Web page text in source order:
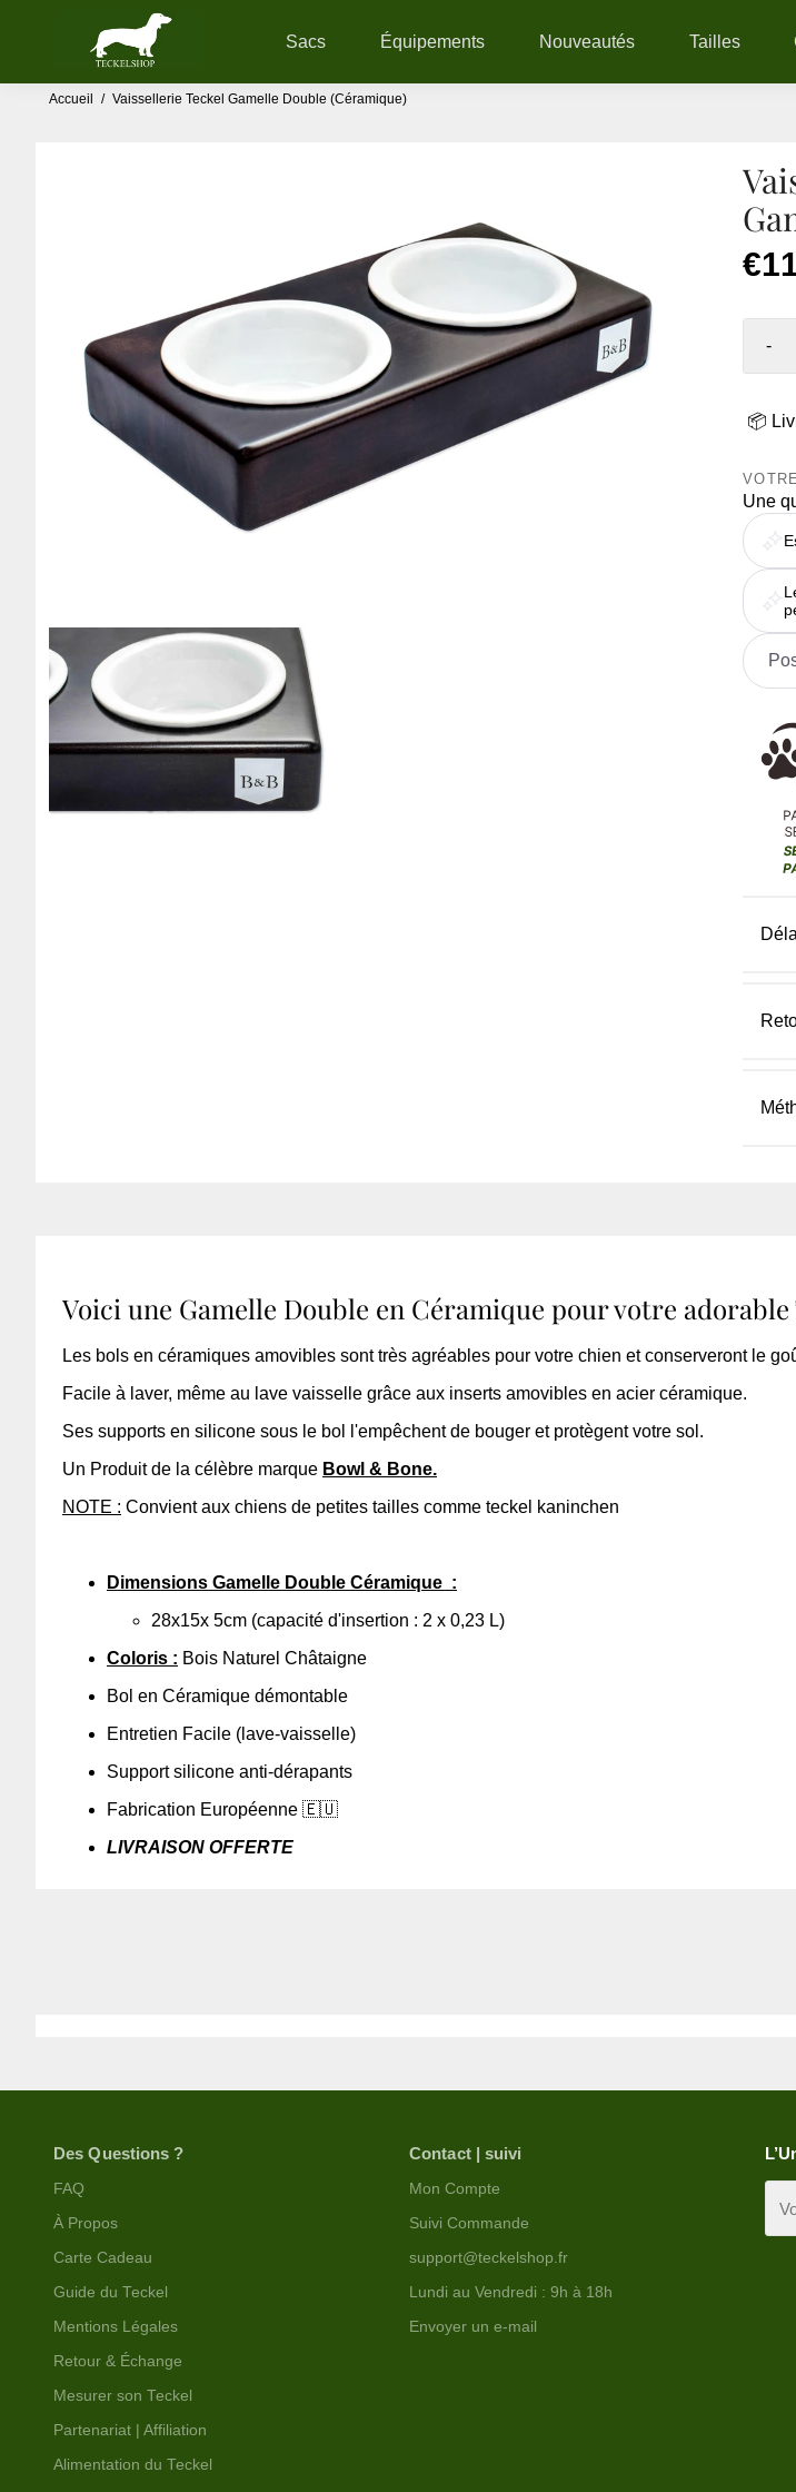
Sacs Équipements Nouveautés Tailles
Accueil / Vaissellerie Teckel Gamelle Double (Céramique)
-
📦
Une
Voici une Gamelle Double en Céramique pour votre
Les bols en céramiques amovibles sont très agréables pour votre chien et conserveront le
Facile à laver, même au lave vaisselle grâce aux inserts amovibles en acier céramique.
Ses supports en silicone sous le bol l'empêchent de bouger et protègent votre sol.
Un Produit de la célèbre marque Bowl & Bone.
NOTE : Convient aux chiens de petites tailles comme teckel kaninchen
Dimensions Gamelle Double Céramique :
28x15x 5cm (capacité d'insertion : 2 x 0,23 L)
Coloris : Bois Naturel Châtaigne
Bol en Céramique démontable
Entretien Facile (lave-vaisselle)
Support silicone anti-dérapants
Fabrication Européenne 🇪🇺
LIVRAISON OFFERTE
Des Questions ?
FAQ
À Propos
Carte Cadeau
Guide du Teckel
Mentions Légales
Retour & Échange
Mesurer son Teckel
Partenariat | Affiliation
Alimentation du Teckel
Contact | suivi
Mon Compte
Suivi Commande
support@teckelshop.fr
Lundi au Vendredi : 9h à 18h
Envoyer un e-mail